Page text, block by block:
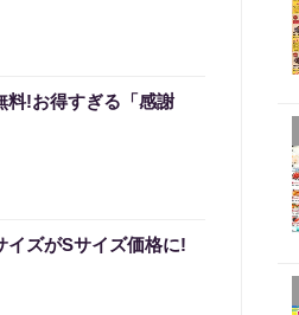
料!お得すぎる「感謝
イズがSサイズ価格に!